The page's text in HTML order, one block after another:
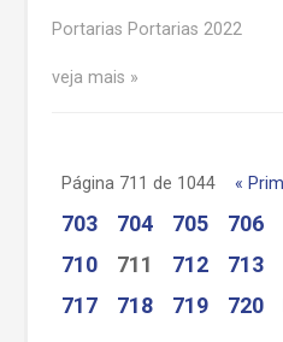
Portarias Portarias 2022
veja mais
Página 711 de 1044 «
703
704 705 706
710
711 712 713
717
718 719 720